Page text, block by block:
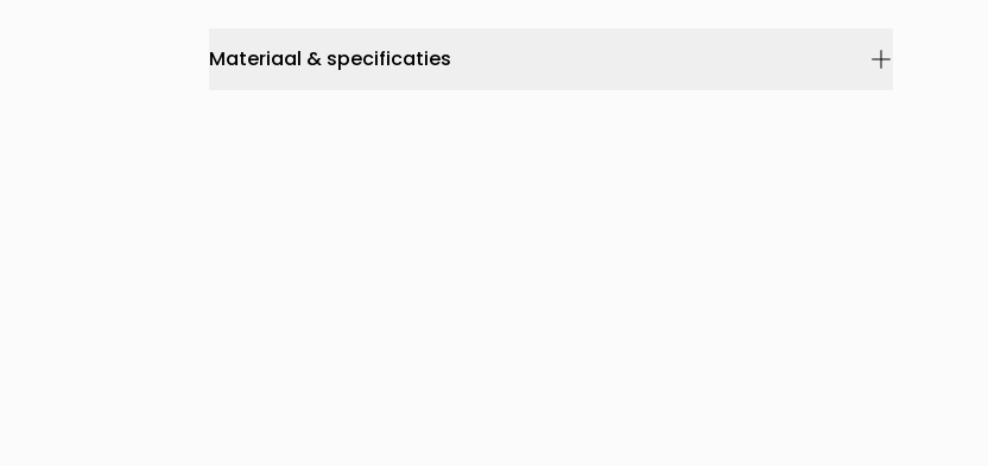
Materiaal & specificaties